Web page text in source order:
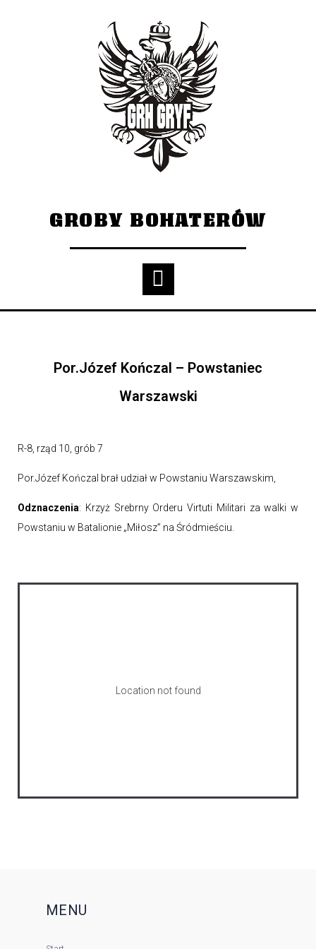
GROBY BOHATERÓW
Por.Józef Kończal – Powstaniec
Warszawski
R-8, rząd 10, grób 7
Por.Józef Kończal brał udział w Powstaniu Warszawskim,
Odznaczenia: Krzyż Srebrny Orderu Virtuti Militari za walki w
Powstaniu w Batalionie „Miłosz” na Śródmieściu.
Location not found
MENU